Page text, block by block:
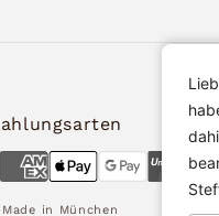
in München